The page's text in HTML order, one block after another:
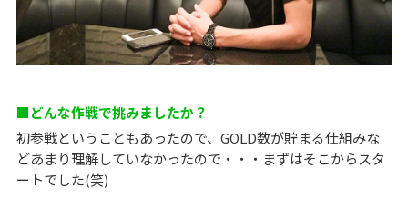
■どんな作戦で挑みましたか？
初参戦ということもあったので、GOLD数が貯まる仕組みな
どあまり理解していなかったので・・・まずはそこからスタ
ートでした(笑)